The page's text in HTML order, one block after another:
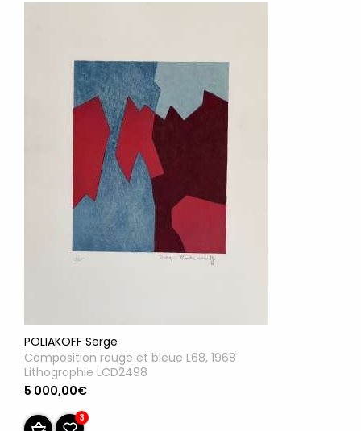
POLIAKOFF Serge
Composition rouge et bleue L68, 1968
Lithographie LCD2498
5 000,00€
3